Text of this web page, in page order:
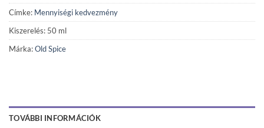
Címke: Mennyiségi kedvezmény
Kiszerelés: 50 ml
Márka:Old Spice
TOVÁBBI INFORMÁCIÓK